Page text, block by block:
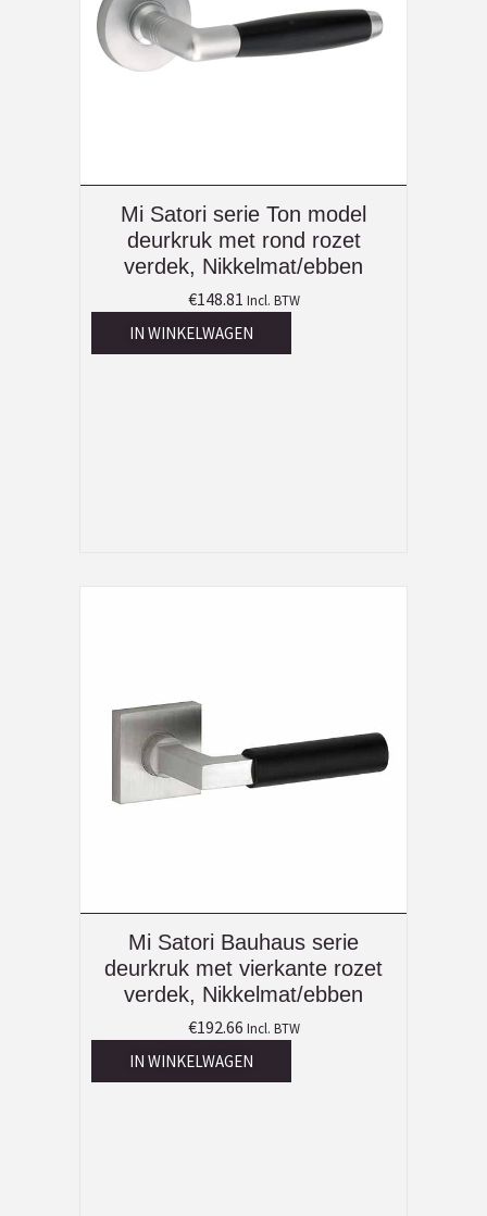
Mi Satori serie Ton model
deurkruk met rond rozet
verdek, Nikkelmat/ebben
€148.81 Incl. BTW
IN WINKELWAGEN
Mi Satori Bauhaus serie
deurkruk met vierkante rozet
verdek, Nikkelmat/ebben
€192.66 Incl. BTW
IN WINKELWAGEN